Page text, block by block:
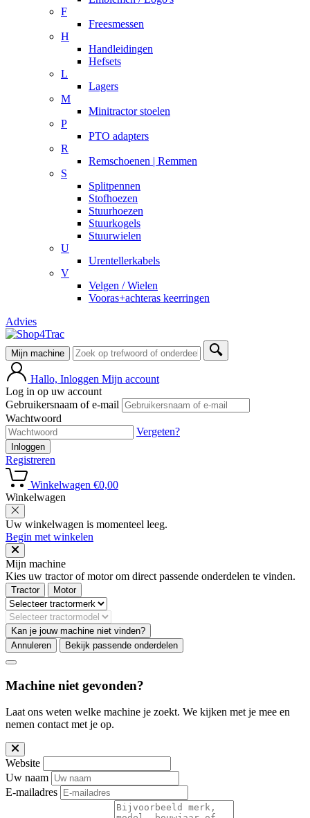
F
Freesmessen
H
Handleidingen
Hefsets
L
Lagers
M
Minitractor stoelen
P
PTO adapters
R
Remschoenen | Remmen
S
Splitpennen
Stofhoezen
Stuurhoezen
Stuurkogels
Stuurwielen
U
Urentellerkabels
V
Velgen / Wielen
Vooras+achteras keerringen
Advies
Mijn machine
Hallo, Inloggen Mijn account
Log in op uw account
Gebruikersnaam of e-mail
Wachtwoord
Vergeten?
Inloggen
Registreren
Winkelwagen €0,00
Winkelwagen
Uw winkelwagen is momenteel leeg.
Begin met winkelen
Mijn machine
Kies uw tractor of motor om direct passende onderdelen te vinden.
Tractor Motor
Kan je jouw machine niet vinden?
Annuleren
Bekijk passende onderdelen
Machine niet gevonden?
Laat ons weten welke machine je zoekt. We kijken met je mee en
nemen contact met je op.
Website
Uw naam
E-mailadres